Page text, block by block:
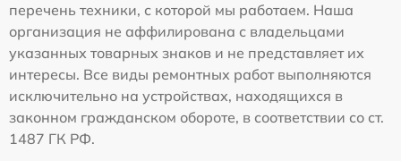
перечень техники, с которой мы работаем. Наша
организация не аффилирована с владельцами
указанных товарных знаков и не представляет их
интересы. Все виды ремонтных работ выполняются
исключительно на устройствах, находящихся в
законном гражданском обороте, в соответствии со ст.
1487 ГК РФ.